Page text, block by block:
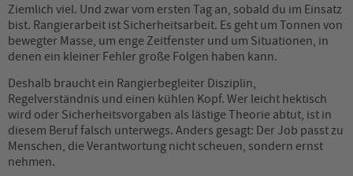
Ziemlich viel. Und zwar vom ersten Tag an, sobald du im Einsatz
bist. Rangierarbeit ist Sicherheitsarbeit. Es geht um Tonnen von
bewegter Masse, um enge Zeitfenster und um Situationen, in
denen ein kleiner Fehler große Folgen haben kann.
Deshalb braucht ein Rangierbegleiter Disziplin,
Regelverständnis und einen kühlen Kopf. Wer leicht hektisch
wird oder Sicherheitsvorgaben als lästige Theorie abtut, ist in
diesem Beruf falsch unterwegs. Anders gesagt: Der Job passt zu
Menschen, die Verantwortung nicht scheuen, sondern ernst
nehmen.